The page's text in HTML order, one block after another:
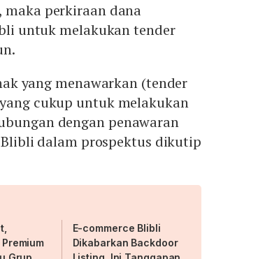
maka perkiraan dana
untuk melakukan tender
yang menawarkan (tender
cukup untuk melakukan
dengan penawaran
dalam prospektus dikutip
E-commerce Blibli
Dikabarkan Backdoor